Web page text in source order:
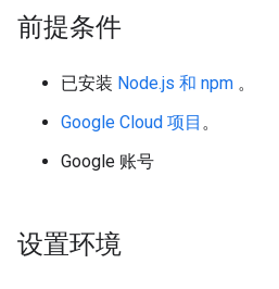
前提条件
已安装 Node.js 和 npm 。
Google Cloud 项目 。
Google 账号
设置环境